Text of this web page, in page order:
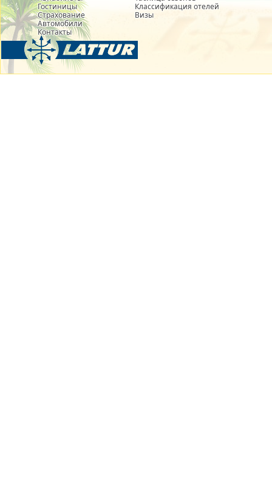
Гостиницы
Страхование
Автомобили
Контакты
Классификация отелей
Визы